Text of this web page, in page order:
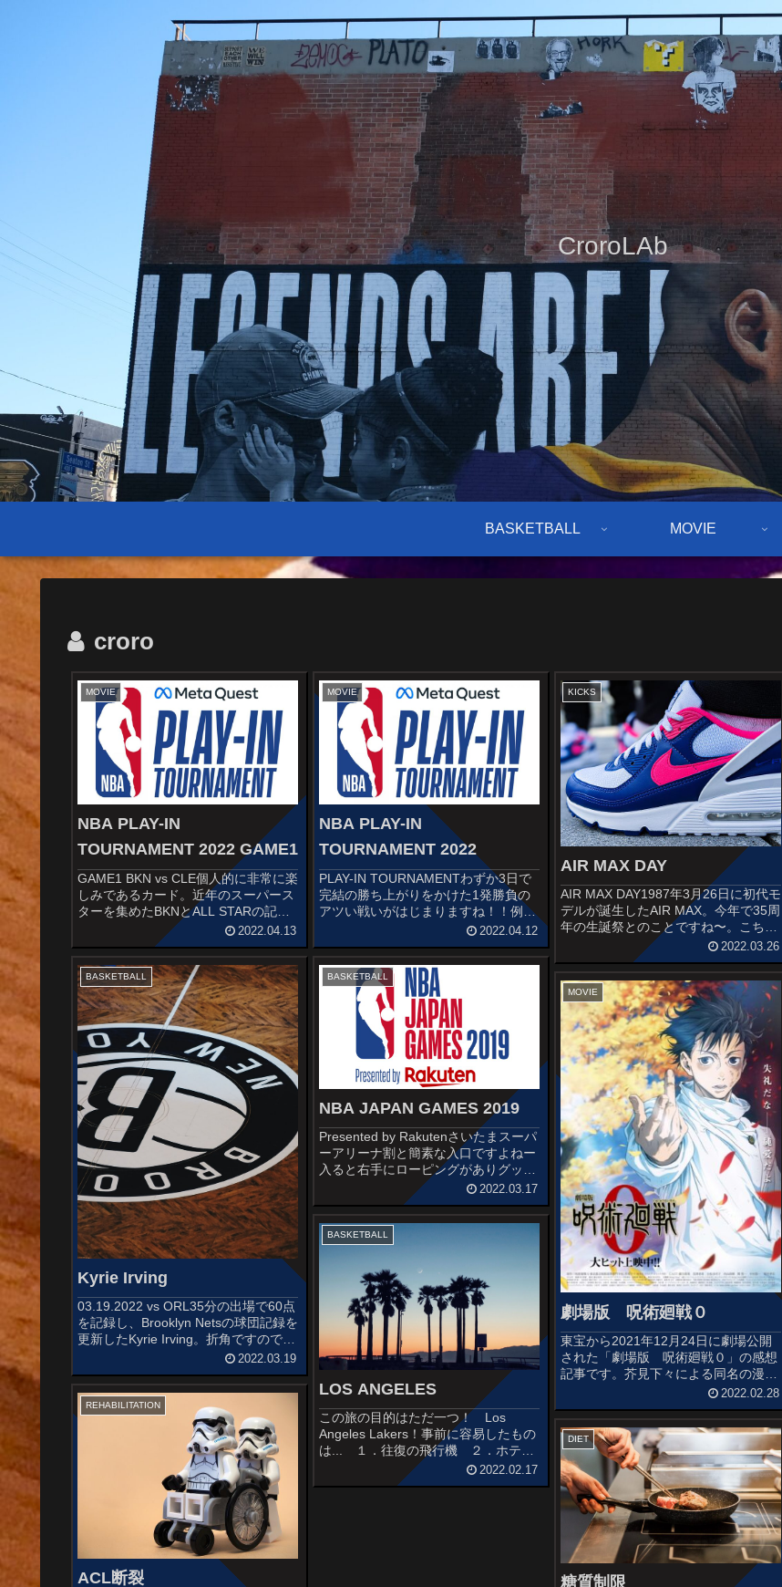
CroroLAb
BASKETBALL MOVIE
croro
MOVIE
NBA PLAY-IN
TOURNAMENT 2022 GAME1
GAME1 BKN vs CLE個人的に非常に楽
しみであるカード。近年のスーパース
ターを集めたBKNとALL STARの記憶
が新しい若手有望株が揃い躍進する
CAVSの一戦です。1Q 序盤からファ
ールのかさむBKN。相手の執拗なDF
によりKD...
2022.04.13
MOVIE
NBA PLAY-IN
TOURNAMENT 2022
PLAY-IN TOURNAMENTわずか3日で
完結の勝ち上がりをかけた1発勝負の
アツい戦いがはじまりますね！！例年
の盛り上がりが尋常じゃないので非常
に楽しみです♪TEAMEASTERN
CONFERENCE7位 Brooklyn Nets...
2022.04.12
KICKS
AIR MAX DAY
AIR MAX DAY1987年3月26日に初代モ
デルが誕生したAIR MAX。今年で35周
年の生誕祭とのことですね〜。こちら
が2022年のAIR MAX DAYに発売する
AIR MAX 1 Premiumのようですね〜デ
ザイン美があります...
2022.03.26
BASKETBALL
Kyrie Irving
03.19.2022 vs ORL35分の出場で60点
を記録し、Brooklyn Netsの球団記録を
更新したKyrie Irving。折角ですのでこ
れを機会にKyrieについて書きたいと思
います。Kyrie Irvingについての詳細は
以...
2022.03.19
BASKETBALL
NBA JAPAN GAMES 2019
Presented by Rakutenさいたまスーパ
ーアリーナ割と簡素な入口ですよねー
入ると右手にローピングがありグッズ
がちらほらこれまた簡易デスクで売ら
れておりました。買いましたけどね。
海外みたくチームショップはもちろん
ありません。ちな...
2022.03.17
MOVIE
劇場版 呪術廻戦０
東宝から2021年12月24日に劇場公開
された「劇場版 呪術廻戦０」の感想
記事です。芥見下々による同名の漫画
を原作としたテレビアニメの劇場版作
品です。公開3日間で興行収入26億
9000万円、観客動員数190万人を突破
し、2020年公開の『劇...
2022.02.28
BASKETBALL
LOS ANGELES
この旅の目的はただ一つ！ Los
Angeles Lakers！事前に容易したもの
は... １．往復の飛行機 ２．ホテ
ル ３．NBAのチケット予約 の
み。笑そんなほぼ弾丸ノープランのお
2022.02.17
REHABILITATION
ACL断裂
DIET
糖質制限